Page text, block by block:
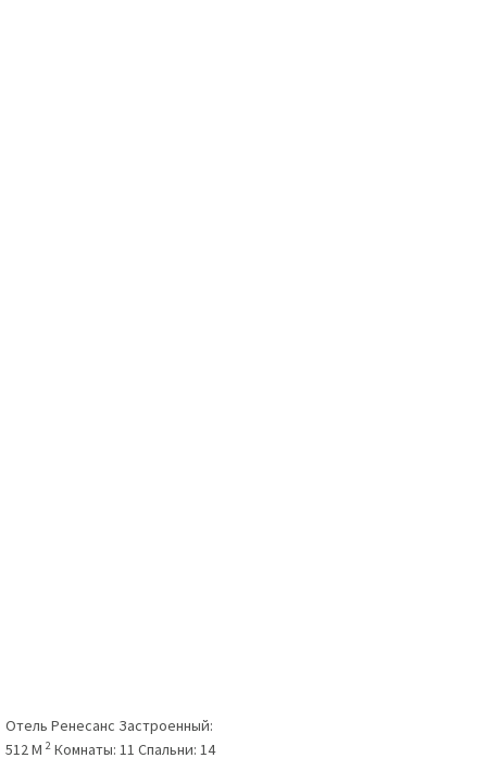
Отель Ренесанс Застроенный:
512 M 2 Комнаты: 11 Спальни: 14